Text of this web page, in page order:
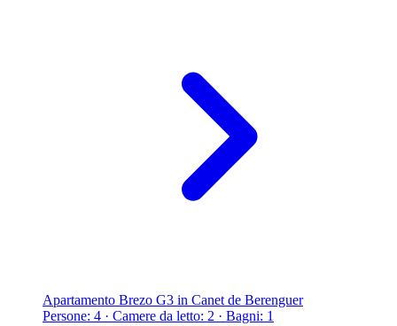
Apartamento Brezo G3 in Canet de Berenguer
Persone: 4 · Camere da letto: 2 · Bagni: 1